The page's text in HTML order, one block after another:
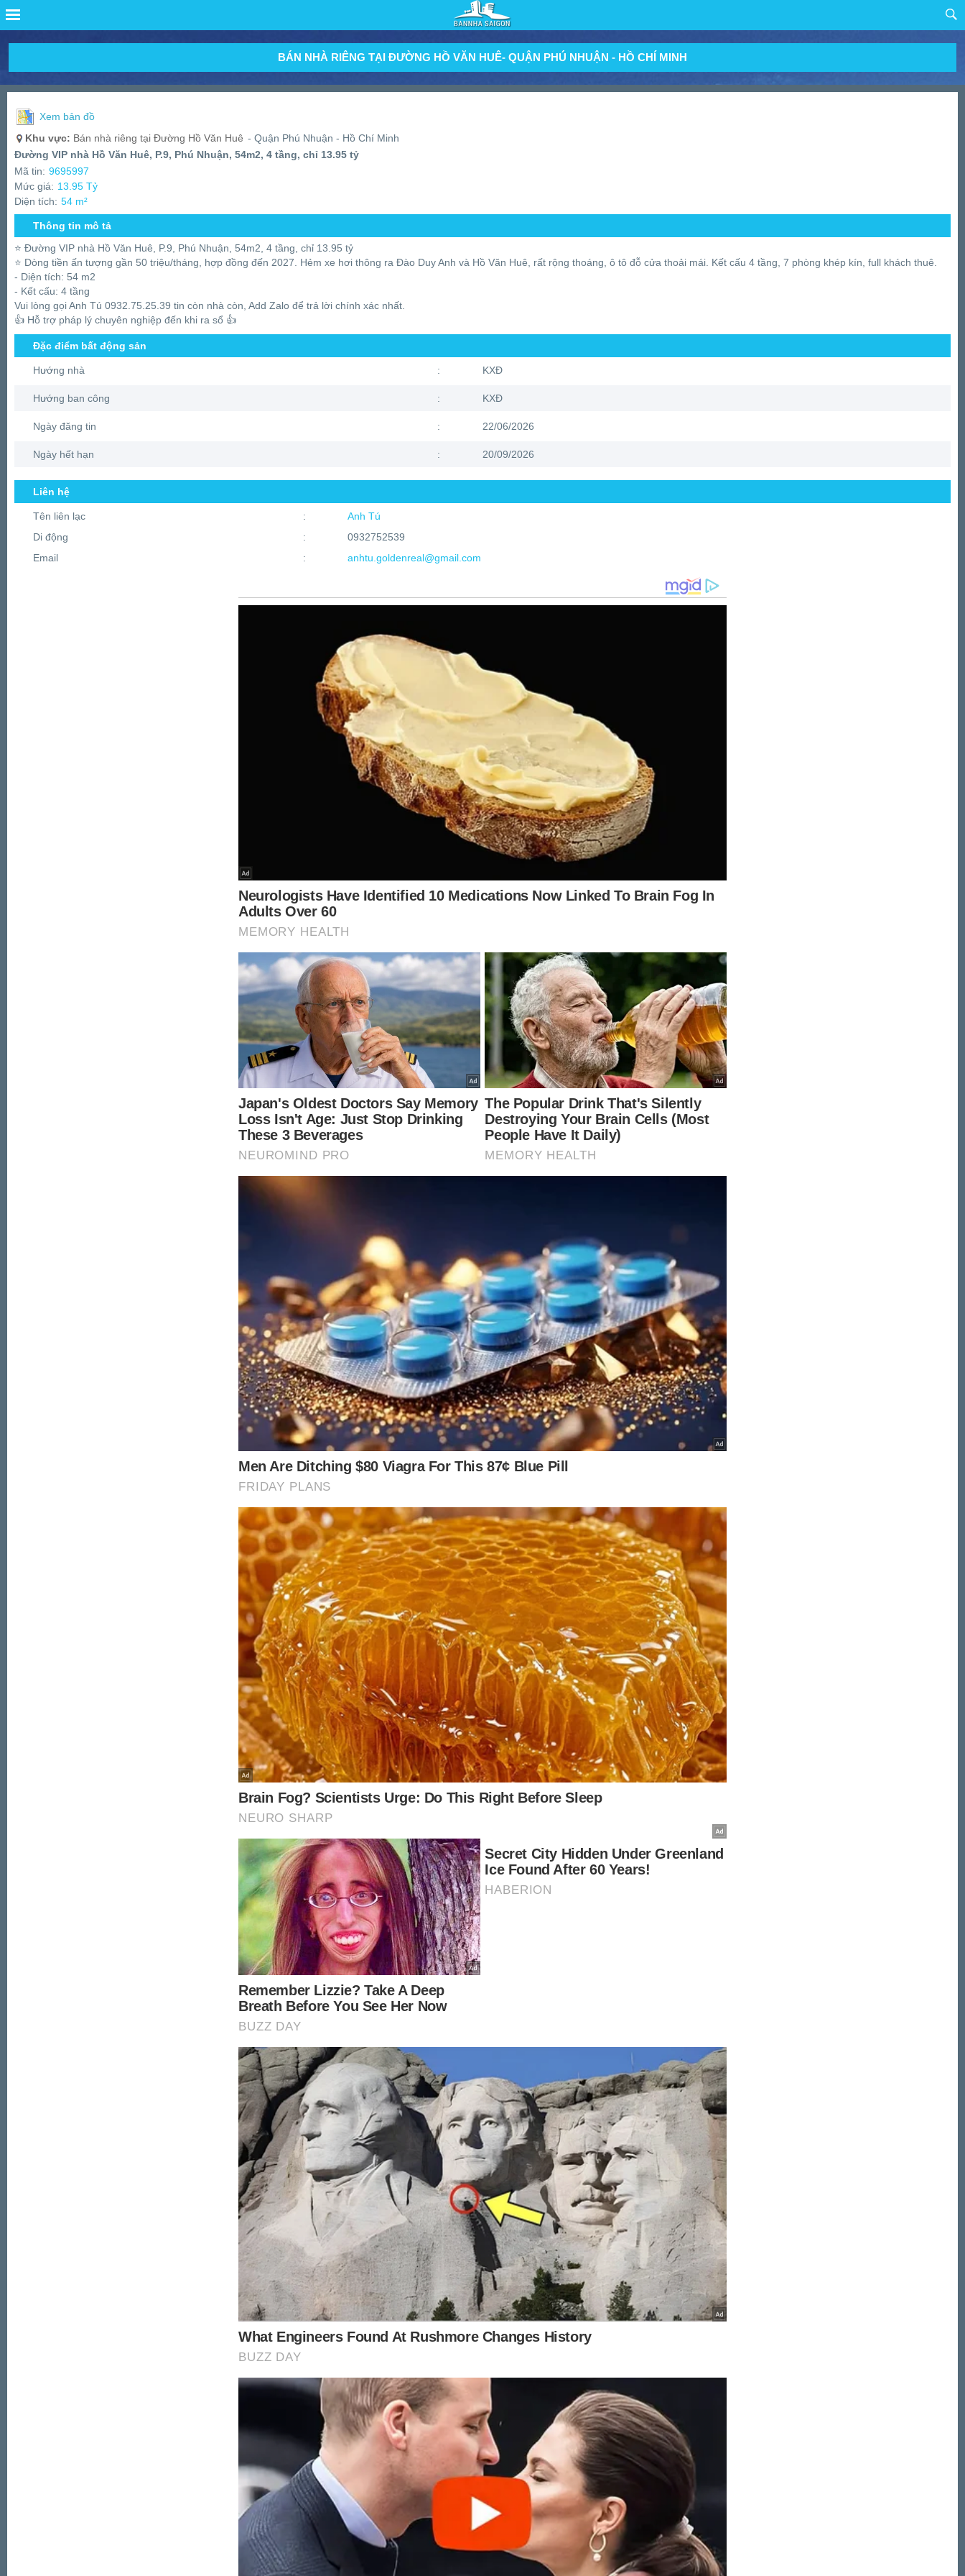
BÁN NHÀ RIÊNG TẠI ĐƯỜNG HỒ VĂN HUÊ- QUẬN PHÚ NHUẬN - HỒ CHÍ MINH
Xem bản đồ
Khu vực: Bán nhà riêng tại Đường Hồ Văn Huê - Quận Phú Nhuận - Hồ Chí Minh
Đường VIP nhà Hồ Văn Huê, P.9, Phú Nhuận, 54m2, 4 tầng, chỉ 13.95 tỷ
Mã tin: 9695997
Mức giá: 13.95 Tỷ
Diện tích: 54 m²
Thông tin mô tả
⭐️ Đường VIP nhà Hồ Văn Huê, P.9, Phú Nhuận, 54m2, 4 tầng, chỉ 13.95 tỷ
⭐️ Dòng tiền ấn tượng gần 50 triệu/tháng, hợp đồng đến 2027. Hẻm xe hơi thông ra Đào Duy Anh và Hồ Văn Huê, rất rộng thoáng, ô tô đỗ cửa thoải mái. Kết cấu 4 tầng, 7 phòng khép kín, full khách thuê.
- Diện tích: 54 m2
- Kết cấu: 4 tầng
Vui lòng gọi Anh Tú 0932.75.25.39 tin còn nhà còn, Add Zalo để trả lời chính xác nhất.
👍 Hỗ trợ pháp lý chuyên nghiệp đến khi ra sổ 👍
Đặc điểm bất động sản
Hướng nhà : KXĐ
Hướng ban công : KXĐ
Ngày đăng tin : 22/06/2026
Ngày hết hạn : 20/09/2026
Liên hệ
Tên liên lạc :
Anh Tú
Di động
:
0932752539
Email
: anhtu.goldenreal@gmail.com